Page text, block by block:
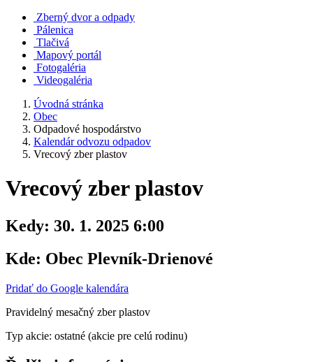
Zberný dvor a odpady
Pálenica
Tlačivá
Mapový portál
Fotogaléria
Videogaléria
Úvodná stránka
Obec
Odpadové hospodárstvo
Kalendár odvozu odpadov
Vrecový zber plastov
Vrecový zber plastov
Kedy: 30. 1. 2025 6:00
Kde: Obec Plevník-Drienové
Pridať do Google kalendára
Pravidelný mesačný zber plastov
Typ akcie: ostatné (akcie pre celú rodinu)